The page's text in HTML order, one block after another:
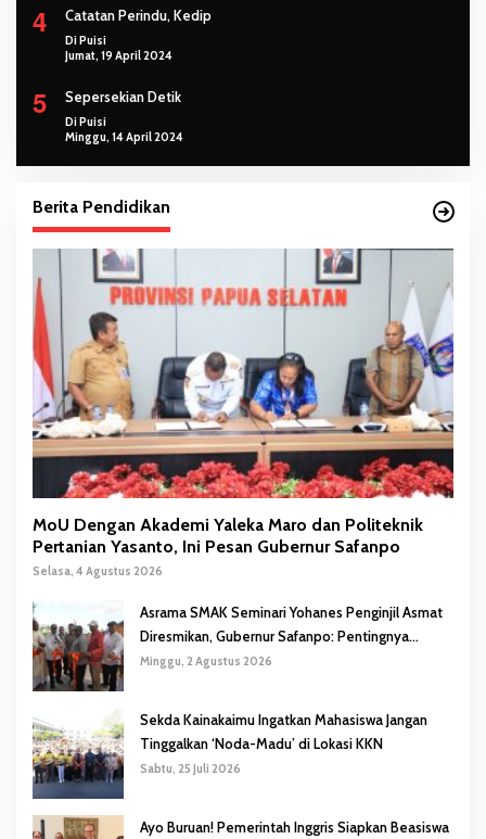
4 Catatan Perindu, Kedip
Di Puisi
Jumat, 19 April 2024
5 Sepersekian Detik
Di Puisi
Minggu, 14 April 2024
Berita Pendidikan
MoU Dengan Akademi Yaleka Maro dan Politeknik
Pertanian Yasanto, Ini Pesan Gubernur Safanpo
Selasa, 4 Agustus 2026
Asrama SMAK Seminari Yohanes Penginjil Asmat
Diresmikan, Gubernur Safanpo: Pentingnya
Pendidikan Karakter
Minggu, 2 Agustus 2026
Sekda Kainakaimu Ingatkan Mahasiswa Jangan
Tinggalkan ‘Noda-Madu’ di Lokasi KKN
Sabtu, 25 Juli 2026
Ayo Buruan! Pemerintah Inggris Siapkan Beasiswa